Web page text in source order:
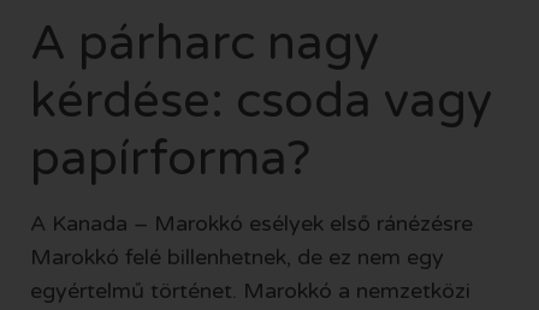
A párharc nagy
kérdése: csoda vagy
papírforma?
A Kanada – Marokkó esélyek első ránézésre
Marokkó felé billenhetnek, de ez nem egy
egyértelmű történet. Marokkó a nemzetközi